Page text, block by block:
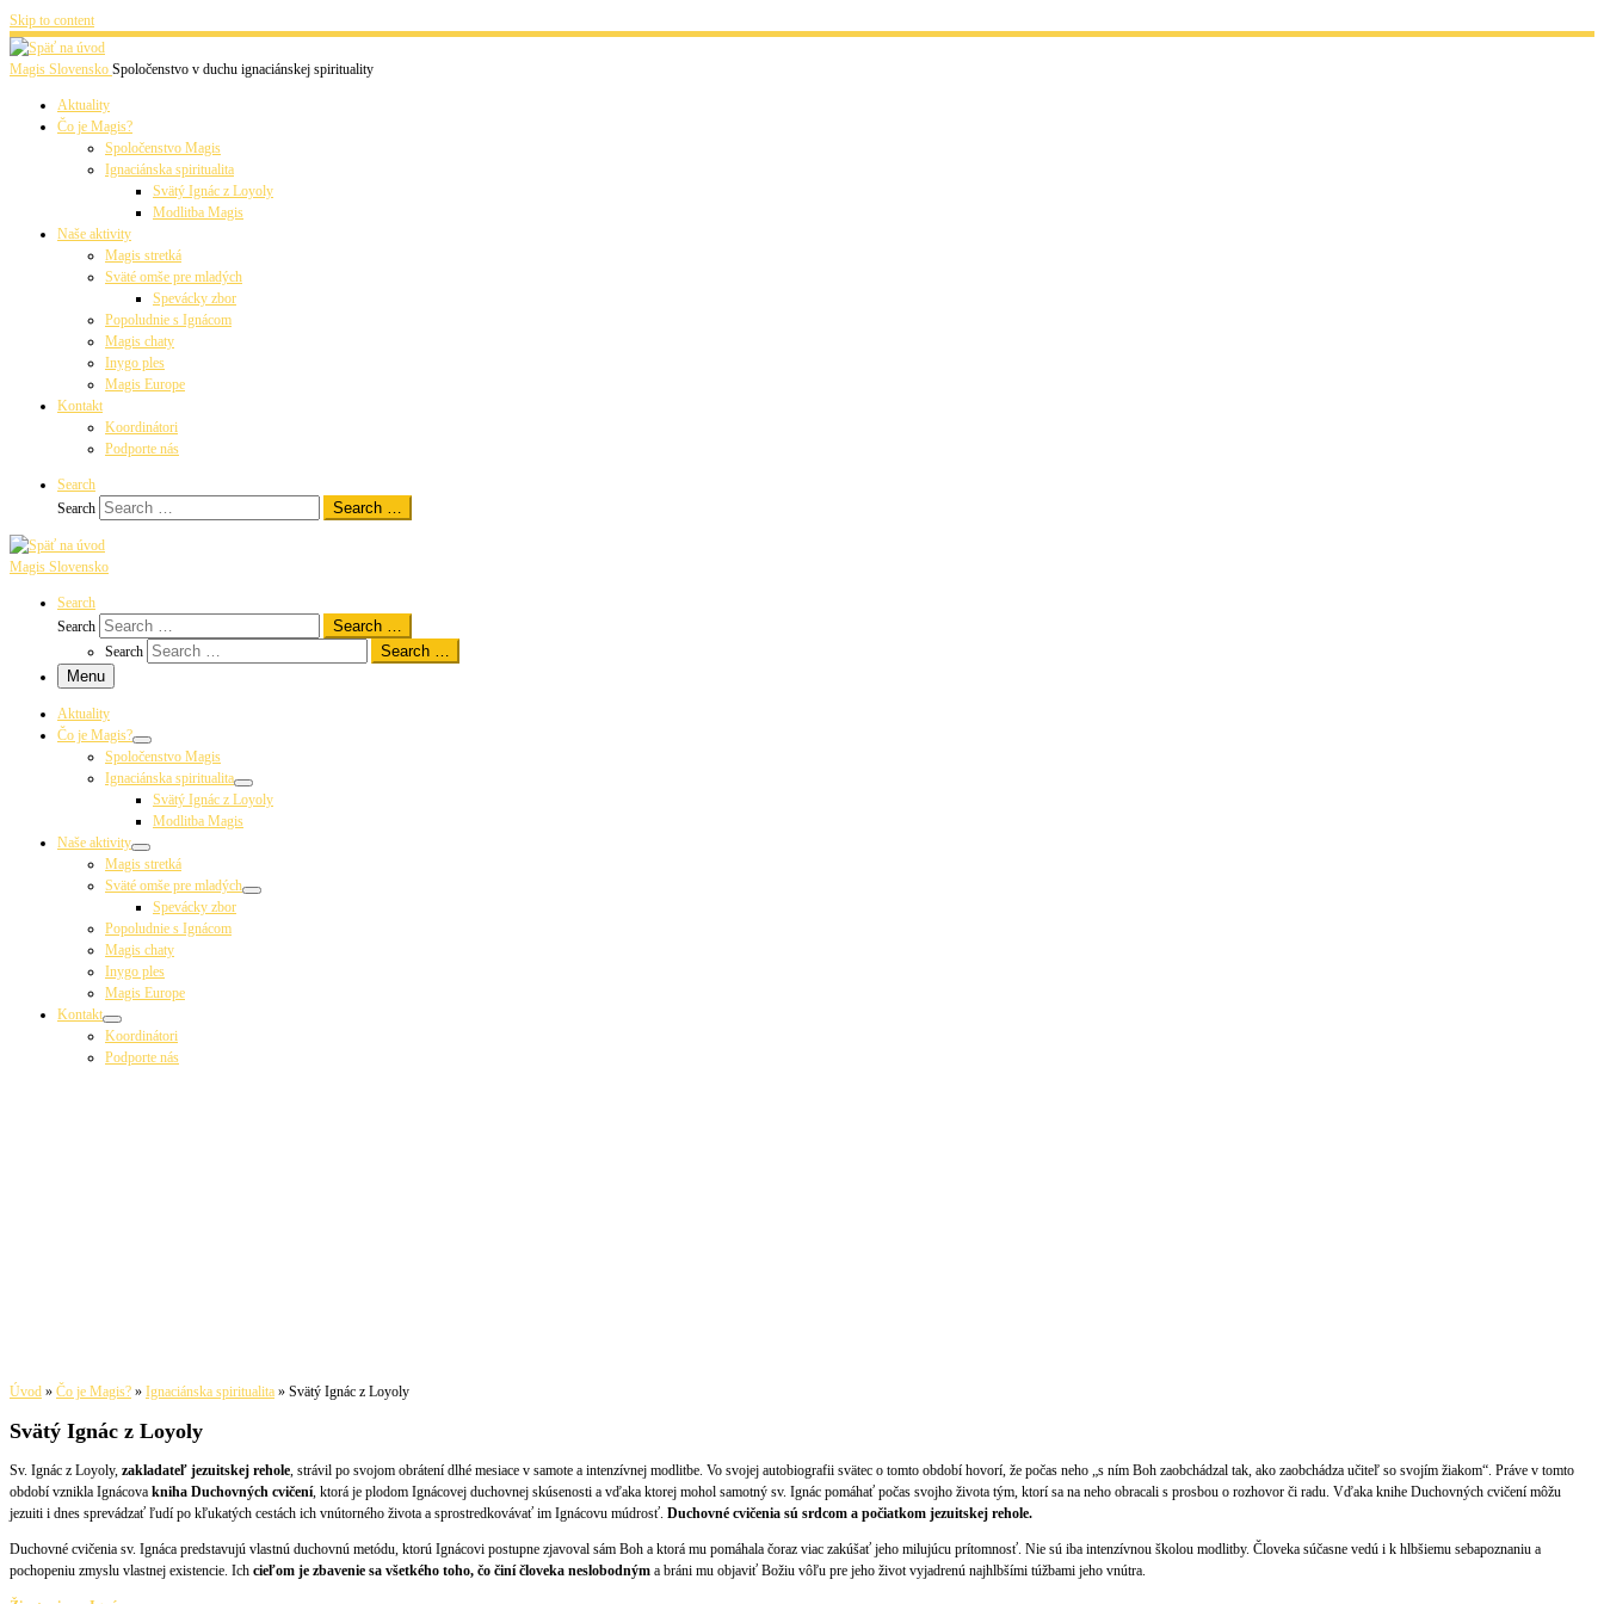
Skip to content
Magis Slovensko Spoločenstvo v duchu ignaciánskej spirituality
Aktuality
Čo je Magis?
Spoločenstvo Magis
Ignaciánska spiritualita
Svätý Ignác z Loyoly
Modlitba Magis
Naše aktivity
Magis stretká
Sväté omše pre mladých
Spevácky zbor
Popoludnie s Ignácom
Magis chaty
Inygo ples
Magis Europe
Kontakt
Koordinátori
Podporte nás
Search
Search
Search …
Magis Slovensko
Search
Search
Search …
Search
Search …
Menu
Aktuality
Čo je Magis?
Spoločenstvo Magis
Ignaciánska spiritualita
Svätý Ignác z Loyoly
Modlitba Magis
Naše aktivity
Magis stretká
Sväté omše pre mladých
Spevácky zbor
Popoludnie s Ignácom
Magis chaty
Inygo ples
Magis Europe
Kontakt
Koordinátori
Podporte nás
Úvod » Čo je Magis? » Ignaciánska spiritualita » Svätý Ignác z Loyoly
Svätý Ignác z Loyoly
Sv. Ignác z Loyoly, zakladateľ jezuitskej rehole, strávil po svojom obrátení dlhé mesiace v samote a intenzívnej modlitbe. Vo svojej autobiografii svätec o tomto období hovorí, že počas neho „s ním Boh zaobchádzal tak, ako zaobchádza učiteľ so svojím žiakom“. Práve v tomto
období vznikla Ignácova kniha Duchovných cvičení, ktorá je plodom Ignácovej duchovnej skúsenosti a vďaka ktorej mohol samotný sv. Ignác pomáhať počas svojho života tým, ktorí sa na neho obracali s prosbou o rozhovor či radu. Vďaka knihe Duchovných cvičení môžu
jezuiti i dnes sprevádzať ľudí po kľukatých cestách ich vnútorného života a sprostredkovávať im Ignácovu múdrosť. Duchovné cvičenia sú srdcom a počiatkom jezuitskej rehole.
Duchovné cvičenia sv. Ignáca predstavujú vlastnú duchovnú metódu, ktorú Ignácovi postupne zjavoval sám Boh a ktorá mu pomáhala čoraz viac zakúšať jeho milujúcu prítomnosť. Nie sú iba intenzívnou školou modlitby. Človeka súčasne vedú i k hlbšiemu sebapoznaniu a
pochopeniu zmyslu vlastnej existencie. Ich cieľom je zbavenie sa všetkého toho, čo činí človeka neslobodným a bráni mu objaviť Božiu vôľu pre jeho život vyjadrenú najhlbšími túžbami jeho vnútra.